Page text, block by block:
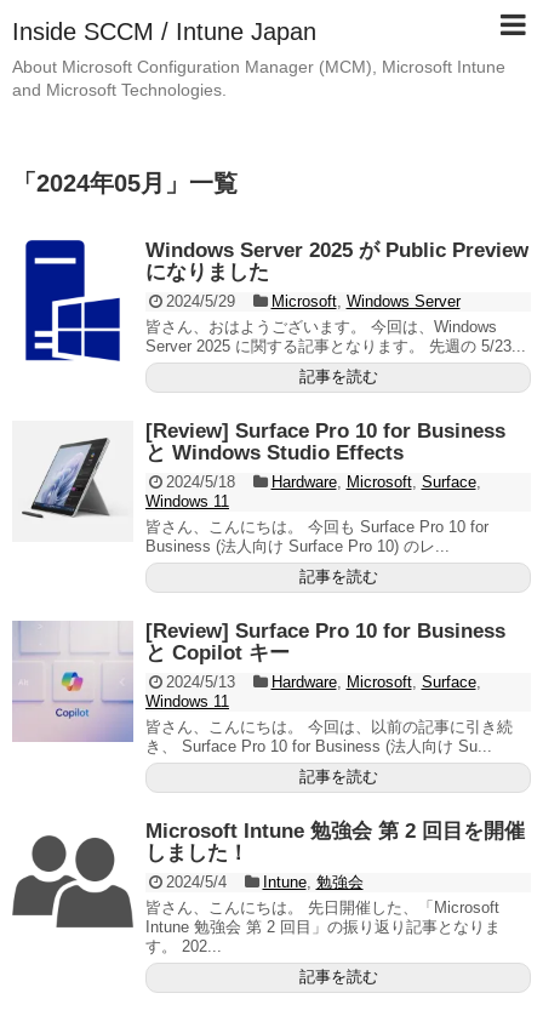
Inside SCCM / Intune Japan
About Microsoft Configuration Manager (MCM), Microsoft Intune
and Microsoft Technologies.
「 2024年05月 」 一覧
Windows Server 2025 が Public Preview
になりました
2024/5/29 Microsoft, Windows Server
皆さん、おはようございます。 今回は、Windows
Server 2025 に関する記事となります。 先週の 5/23...
記事を読む
[Review] Surface Pro 10 for Business
と Windows Studio Effects
2024/5/18 Hardware, Microsoft, Surface,
Windows 11
皆さん、こんにちは。 今回も Surface Pro 10 for
Business (法人向け Surface Pro 10) のレ...
記事を読む
[Review] Surface Pro 10 for Business
と Copilot キー
2024/5/13 Hardware, Microsoft, Surface,
Windows 11
皆さん、こんにちは。 今回は、以前の記事に引き続
き、 Surface Pro 10 for Business (法人向け Su...
記事を読む
Microsoft Intune 勉強会 第 2 回目を開催
しました！
2024/5/4 Intune, 勉強会
皆さん、こんにちは。 先日開催した、「Microsoft
Intune 勉強会 第 2 回目」の振り返り記事となりま
す。 202...
記事を読む